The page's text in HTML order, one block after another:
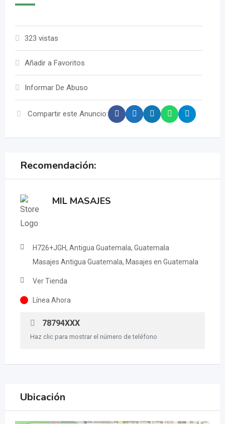
323 vistas
Añadir a Favoritos
Informar De Abuso
Compartir este Anuncio:
Recomendación:
MIL MASAJES
H726+JGH, Antigua Guatemala, Guatemala
Masajes Antigua Guatemala, Masajes en Guatemala
Ver Tienda
Línea Ahora
78794XXX
Haz clic para mostrar el número de teléfono
Ubicación